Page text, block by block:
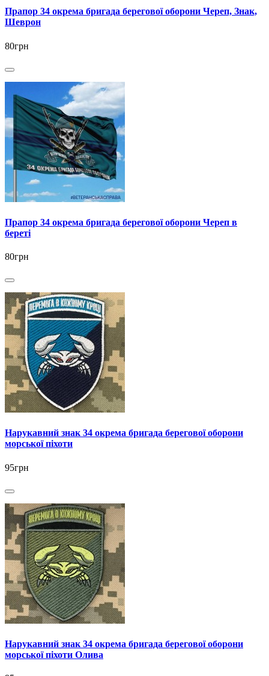
Прапор 34 окрема бригада берегової оборони Череп, Знак,
Шеврон
80грн
Прапор 34 окрема бригада берегової оборони Череп в
береті
80грн
Нарукавний знак 34 окрема бригада берегової оборони
морської піхоти
95грн
Нарукавний знак 34 окрема бригада берегової оборони
морської піхоти Олива